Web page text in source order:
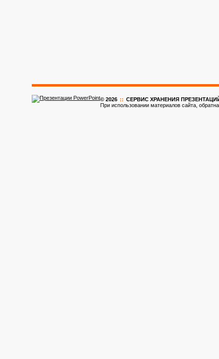
© 2026 :: CЕРВИС ХРАНЕНИЯ ПРЕЗЕНТАЦИЙ
При использовании материалов сайта,